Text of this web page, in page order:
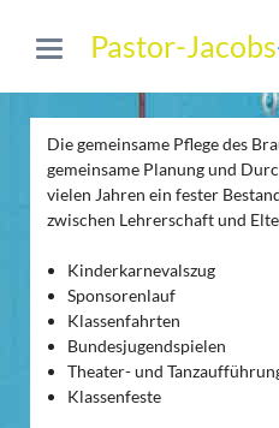
Pastor-Jacobs
Die gemeinsame Pflege des
gemeinsame Planung und
vielen Jahren ein fester
zwischen Lehrerschaft und
Kinderkarnevalszug
Sponsorenlauf
Klassenfahrten
Bundesjugendspielen
Theater- und
Klassenfeste